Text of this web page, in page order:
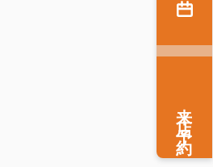
来店予約